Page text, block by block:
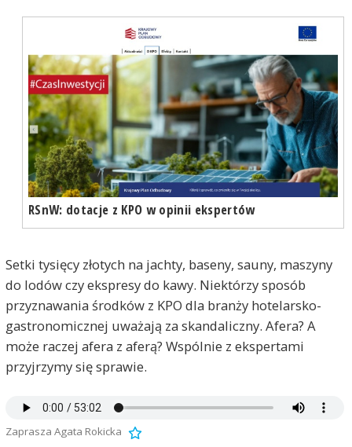
RSnW: dotacje z KPO w opinii ekspertów
Setki tysięcy złotych na jachty, baseny, sauny, maszyny
do lodów czy ekspresy do kawy. Niektórzy sposób
przyznawania środków z KPO dla branży hotelarsko-
gastronomicznej uważają za skandaliczny. Afera? A
może raczej afera z aferą? Wspólnie z ekspertami
przyjrzymy się sprawie.
Zaprasza Agata Rokicka